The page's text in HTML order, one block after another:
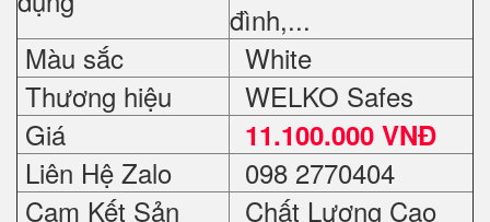
đình,...
Màu sắc
White
Thương hiệu
WELKO Safes
Giá
11.100.000 VNĐ
Liên Hệ Zalo
098 2770404
Cam Kết Sản
Chất Lượng Cao